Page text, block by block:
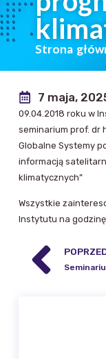
Strona
7 maja,
09.04.2018 roku w
seminarium prof. dr
Globalne Systemy
informacją
klimatycznych”
Wszystkie
Instytutu na